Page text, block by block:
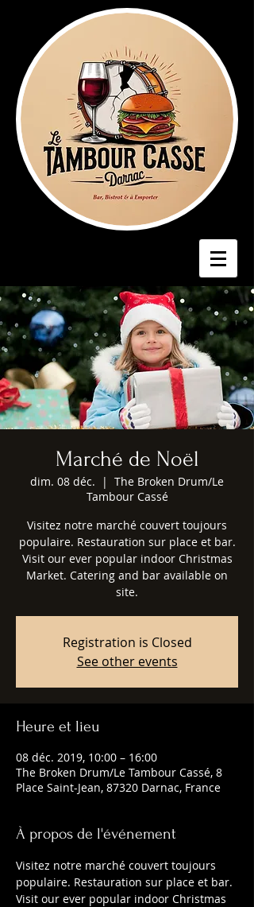
Marché de Noël
dim. 08 déc.
  |
The Broken Drum/Le
Tambour Cassé
Visitez notre marché couvert toujours
populaire. Restauration sur place et bar.
Visit our ever popular indoor Christmas
Market. Catering and bar available on
site.
Registration is Closed
See other events
Heure et lieu
08 déc. 2019, 10:00 – 16:00
The Broken Drum/Le Tambour Cassé, 8
Place Saint-Jean, 87320 Darnac, France
À propos de l'événement
Visitez notre marché couvert toujours
populaire. Restauration sur place et bar.
Visit our ever popular indoor Christmas